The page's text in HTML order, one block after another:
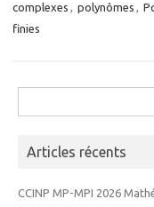
complexes , polynômes ,
finies
Articles récents
CCINP MP-MPI 2026